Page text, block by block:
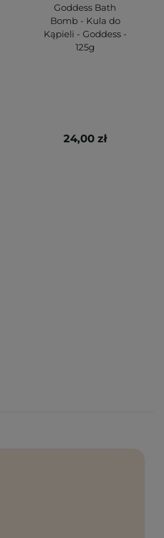
Goddess Bath
Bomb - Kula do
Kąpieli - Goddess -
125g
24,00 zł